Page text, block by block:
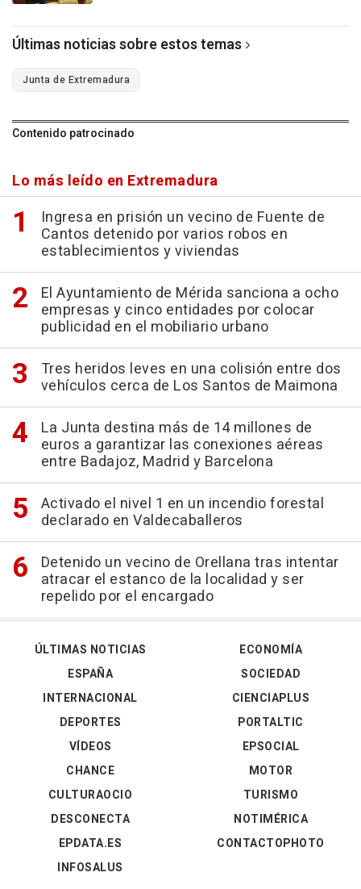
Últimas noticias sobre estos temas
Junta de Extremadura
Contenido patrocinado
Lo más leído en Extremadura
Ingresa en prisión un vecino de Fuente de
Cantos detenido por varios robos en
establecimientos y viviendas
El Ayuntamiento de Mérida sanciona a ocho
empresas y cinco entidades por colocar
publicidad en el mobiliario urbano
Tres heridos leves en una colisión entre dos
vehículos cerca de Los Santos de Maimona
La Junta destina más de 14 millones de
euros a garantizar las conexiones aéreas
entre Badajoz, Madrid y Barcelona
Activado el nivel 1 en un incendio forestal
declarado en Valdecaballeros
Detenido un vecino de Orellana tras intentar
atracar el estanco de la localidad y ser
repelido por el encargado
ÚLTIMAS NOTICIAS
ESPAÑA
INTERNACIONAL
DEPORTES
VÍDEOS
ECONOMÍA
SOCIEDAD
CIENCIAPLUS
PORTALTIC
EPSOCIAL
CHANCE
CULTURAOCIO
DESCONECTA
EPDATA.ES
INFOSALUS
MOTOR
TURISMO
NOTIMÉRICA
CONTACTOPHOTO